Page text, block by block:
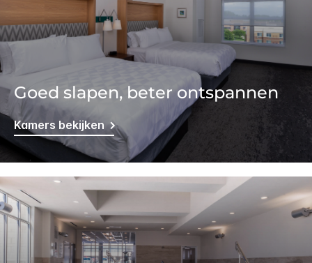
Goed slapen, beter ontspannen
Kamers bekijken